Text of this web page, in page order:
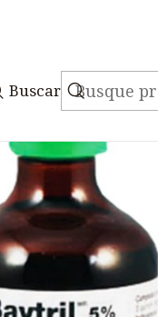
Buscar